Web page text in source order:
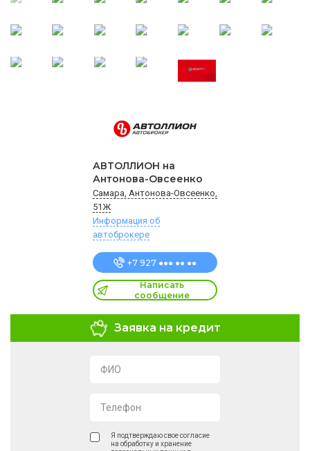
АВТОЛЛИОН на
Антонова-Овсеенко
Самара, Антонова-Овсеенко,
51Ж
Информация об
автоброкере
+7 927 ●●● ●● ●●
Написать
сообщение
Заявка на кредит
ФИО
Телефон
Я подтверждаю свое согласие
на обработку и хранение